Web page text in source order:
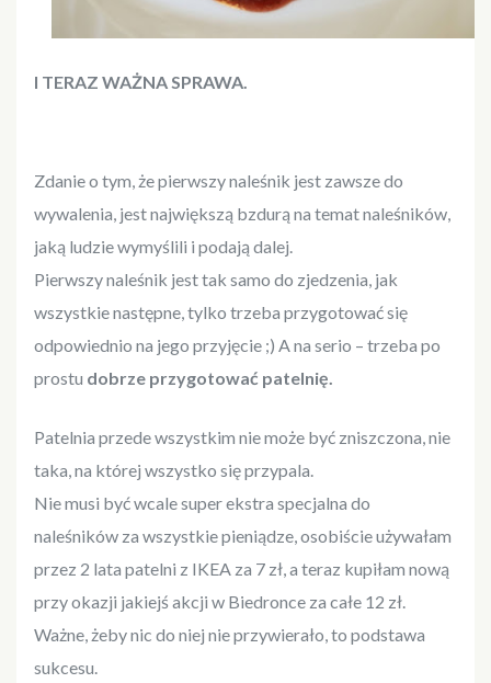
I TERAZ WAŻNA SPRAWA.
Zdanie o tym, że pierwszy naleśnik jest zawsze do
wywalenia, jest największą bzdurą na temat naleśników,
jaką ludzie wymyślili i podają dalej.
Pierwszy naleśnik jest tak samo do zjedzenia, jak
wszystkie następne, tylko trzeba przygotować się
odpowiednio na jego przyjęcie ;) A na serio – trzeba po
prostu dobrze przygotować patelnię.
Patelnia przede wszystkim nie może być zniszczona, nie
taka, na której wszystko się przypala.
Nie musi być wcale super ekstra specjalna do
naleśników za wszystkie pieniądze, osobiście używałam
przez 2 lata patelni z IKEA za 7 zł, a teraz kupiłam nową
przy okazji jakiejś akcji w Biedronce za całe 12 zł.
Ważne, żeby nic do niej nie przywierało, to podstawa
sukcesu.